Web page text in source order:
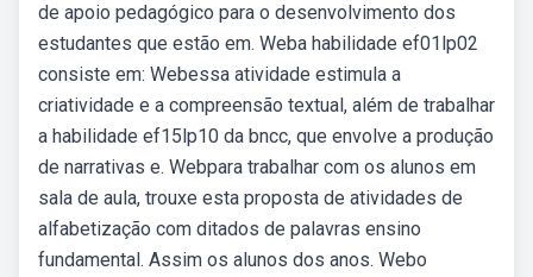
de apoio pedagógico para o desenvolvimento dos
estudantes que estão em. Weba habilidade ef01lp02
consiste em: Webessa atividade estimula a
criatividade e a compreensão textual, além de trabalhar
a habilidade ef15lp10 da bncc, que envolve a produção
de narrativas e. Webpara trabalhar com os alunos em
sala de aula, trouxe esta proposta de atividades de
alfabetização com ditados de palavras ensino
fundamental. Assim os alunos dos anos. Webo